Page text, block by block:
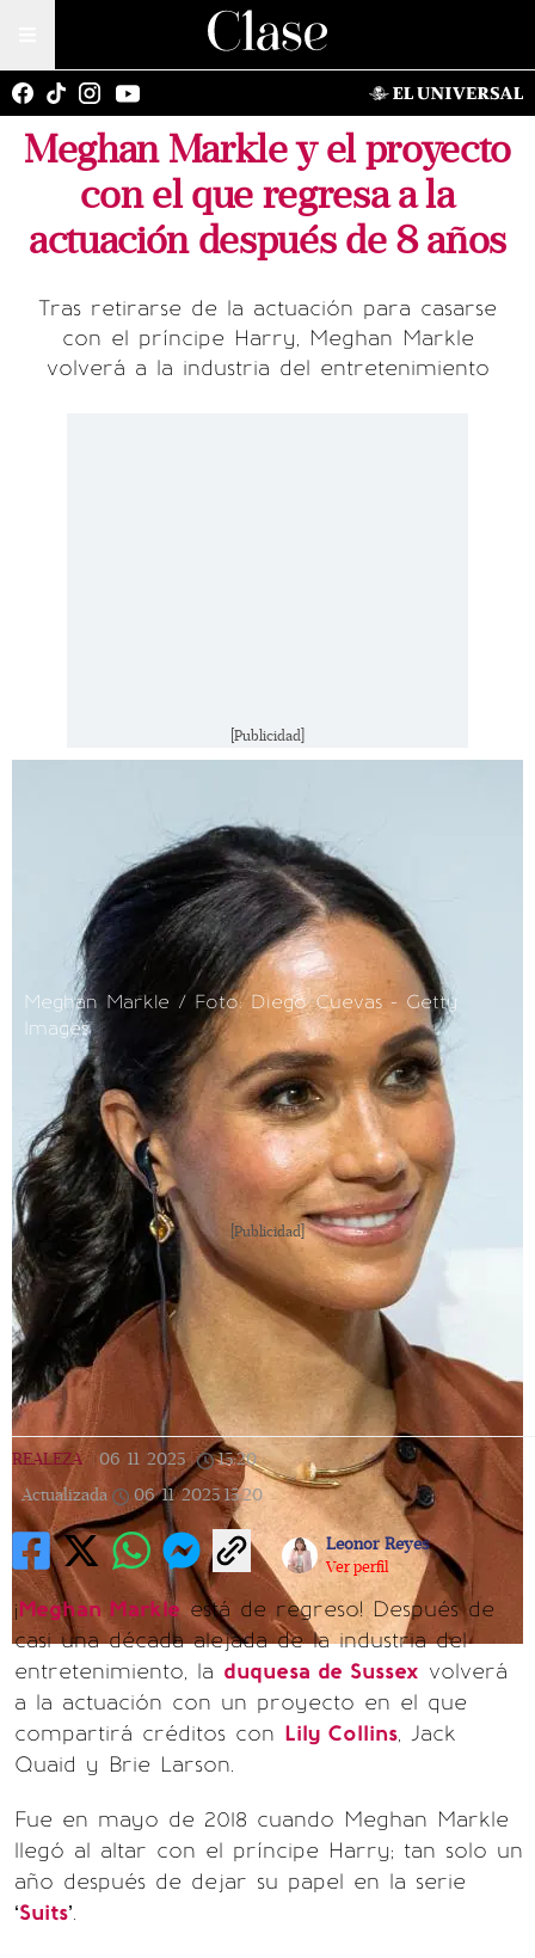
Meghan Markle y el proyecto
con el que regresa a la
actuación después de 8 años
Tras retirarse de la actuación para casarse
con el príncipe Harry, Meghan Markle
volverá a la industria del entretenimiento
[Publicidad]
Meghan Markle / Foto: Diego Cuevas - Getty
Images
[Publicidad]
REALEZA 06/11/2025 | 15:20 |
Actualizada
06/11/2025 15:20
Leonor Reyes
Ver perfil
¡Meghan Markle está de regreso! Después de
casi una década alejada de la industria del
entretenimiento, la duquesa de Sussex volverá
a la actuación con un proyecto en el que
compartirá créditos con Lily Collins, Jack
Quaid y Brie Larson.
Fue en mayo de 2018 cuando Meghan Markle
llegó al altar con el príncipe Harry; tan solo un
año después de dejar su papel en la serie
‘Suits’.